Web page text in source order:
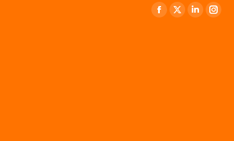
Retrouvez-nous sur :
La
La
La
La